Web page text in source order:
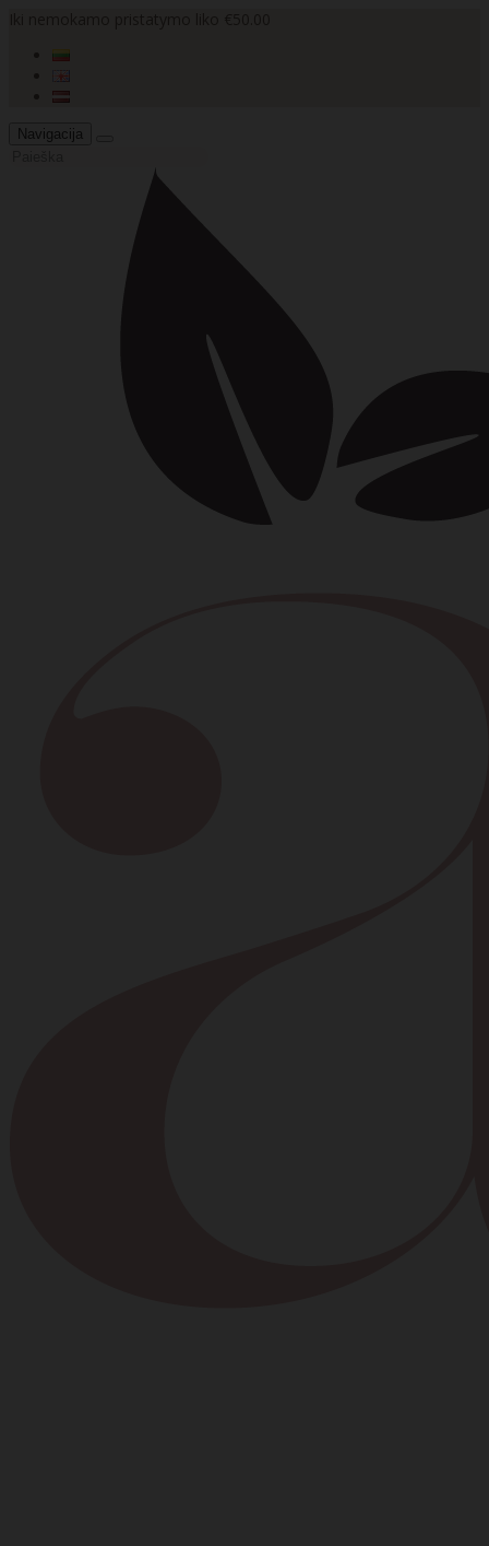
Navigacija